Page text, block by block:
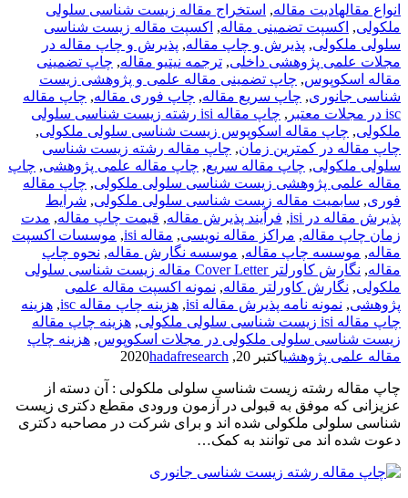
انواع مقالهادیت مقاله, استخراج مقاله زیست شناسی سلولی
ملکولی, اکسپت تضمینی مقاله, اکسپت مقاله زیست شناسی
سلولی ملکولی, پذیرش و چاپ مقاله, پذیرش و چاپ مقاله در
مجلات علمی پژوهشی داخلی, ترجمه نیتیو مقاله, چاپ تضمینی
مقاله اسکوپوس, چاپ تضمینی مقاله علمی و پژوهشی زیست
شناسی جانوری, چاپ سریع مقاله, چاپ فوری مقاله, چاپ مقاله
isc در مجلات معتبر
,
چاپ مقاله isi رشته زیست شناسی سلولی
ملکولی, چاپ مقاله اسکوپوس زیست شناسی سلولی ملکولی,
چاپ مقاله در کمترین زمان, چاپ مقاله رشته زیست شناسی
سلولی ملکولی, چاپ مقاله سریع, چاپ مقاله علمی پژوهشی, چاپ
مقاله علمی پژوهشی زیست شناسی سلولی ملکولی, چاپ مقاله
فوری, سابمیت مقاله زیست شناسی سلولی ملکولی, شرایط
پذیرش مقاله در isi
, فرآیند پذیرش مقاله, قیمت چاپ مقاله, مدت
زمان چاپ مقاله, مراکز مقاله نویسی, مقاله isi , موسسات اکسپت
مقاله, موسسه چاپ مقاله, موسسه نگارش مقاله, نحوه چاپ
مقاله,
نگارش کاورلتر Cover Letter مقاله زیست شناسی سلولی
ملکولی, نگارش کاورلتر مقاله, نمونه اکسپت مقاله علمی
پژوهشی, نمونه نامه پذیرش مقاله isi , هزینه چاپ مقاله isc , هزینه
چاپ مقاله isi زیست شناسی سلولی ملکولی
, هزینه چاپ مقاله
زیست شناسی سلولی ملکولی در مجلات اسکوپوس, هزینه چاپ
مقاله علمی پژوهشیاکتبر 20, 2020 hadafresearch
چاپ مقاله رشته زیست شناسی سلولی ملکولی : آن دسته از
عزیزانی که موفق به قبولی در آزمون ورودی مقطع دکتری زیست
شناسی سلولی ملکولی شده اند و برای شرکت در مصاحبه دکتری
دعوت شده اند می توانند به کمک…